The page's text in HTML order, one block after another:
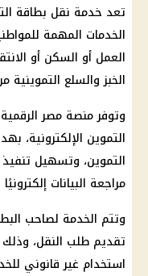
تعد خدمة نقل بطاقة
الخدمات المهمة
العمل أو السكن أو
الخبز والسلع
وتوفر منصة مصر
التموين الإلكترونية،
التموين، وتسهيل تنفيذ
مراجعة البيانات
وتتم الخدمة لصاحب
تقديم طلب النقل،
استخدام غير قانوني